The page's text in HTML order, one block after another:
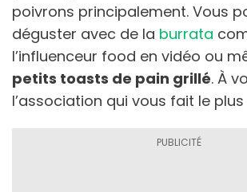
poivrons principalement. Vous
déguster avec de la burrata
l’influenceur food en vidéo ou
petits toasts de pain grillé. À
l’association qui vous fait le plus